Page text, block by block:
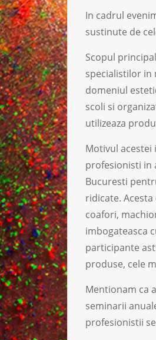
In cadrul
sustinute de
Scopul
specialistilor in
domeniul
scoli si
utilizeaza
Motivul
profesionisti in
Bucuresti
ridicate.
coafori,
imbogateasca
participante
produse, cele
Mentionam ca
seminarii
profesionistii